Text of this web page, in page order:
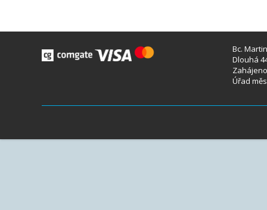
Bc.
Dlouhá
Úřad